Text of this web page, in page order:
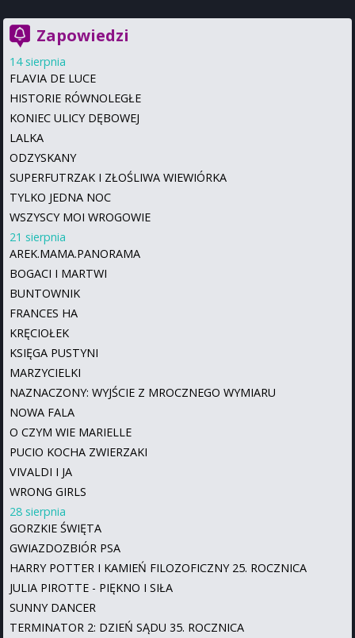
Zapowiedzi
14 sierpnia
FLAVIA DE LUCE
HISTORIE RÓWNOLEGŁE
KONIEC ULICY DĘBOWEJ
LALKA
ODZYSKANY
SUPERFUTRZAK I ZŁOŚLIWA WIEWIÓRKA
TYLKO JEDNA NOC
WSZYSCY MOI WROGOWIE
21 sierpnia
AREK.MAMA.PANORAMA
BOGACI I MARTWI
BUNTOWNIK
FRANCES HA
KRĘCIOŁEK
KSIĘGA PUSTYNI
MARZYCIELKI
NAZNACZONY: WYJŚCIE Z MROCZNEGO WYMIARU
NOWA FALA
O CZYM WIE MARIELLE
PUCIO KOCHA ZWIERZAKI
VIVALDI I JA
WRONG GIRLS
28 sierpnia
GORZKIE ŚWIĘTA
GWIAZDOZBIÓR PSA
HARRY POTTER I KAMIEŃ FILOZOFICZNY 25. ROCZNICA
JULIA PIROTTE - PIĘKNO I SIŁA
SUNNY DANCER
TERMINATOR 2: DZIEŃ SĄDU 35. ROCZNICA